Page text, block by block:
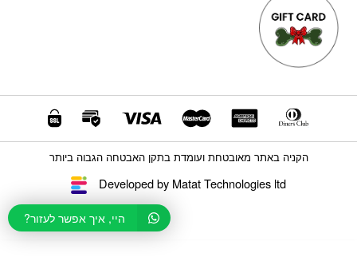
Developed by Matat Technologies ltd
הקניה באתר מאובטחת ועומדת בתקן האבטחה הגבוה ביותר
היי, איך אפשר לעזור?